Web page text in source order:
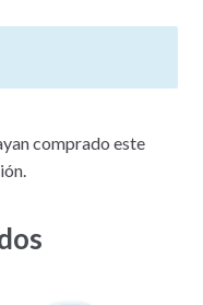
comprado este